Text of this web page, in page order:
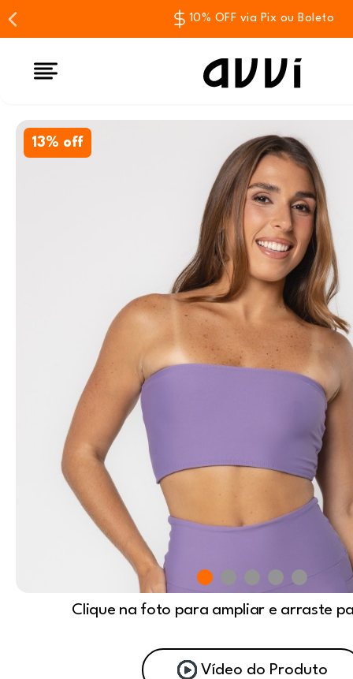
10% OFF via Pix ou Boleto
13% off
Clique na foto para ampliar e arraste
Vídeo do Produto